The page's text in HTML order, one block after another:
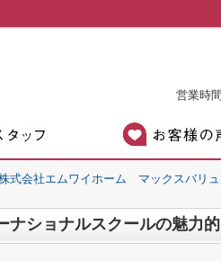
営業時
式会社エムワイホーム マックスバリ
ナショナルスクールの魅力的